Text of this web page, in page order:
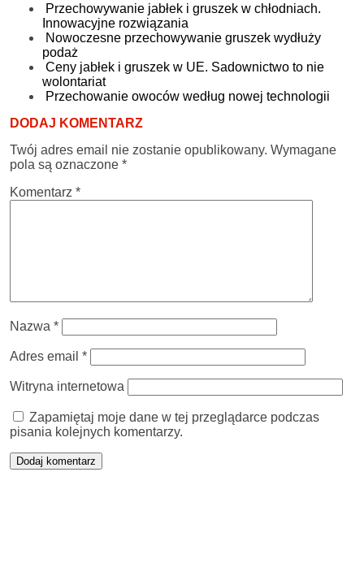
Przechowywanie jabłek i gruszek w chłodniach.
Innowacyjne rozwiązania
Nowoczesne przechowywanie gruszek wydłuży
podaż
Ceny jabłek i gruszek w UE. Sadownictwo to nie
wolontariat
Przechowanie owoców według nowej technologii
DODAJ KOMENTARZ
Twój adres email nie zostanie opublikowany. Wymagane
pola są oznaczone *
Komentarz *
Nazwa *
Adres email *
Witryna internetowa
Zapamiętaj moje dane w tej przeglądarce podczas
pisania kolejnych komentarzy.